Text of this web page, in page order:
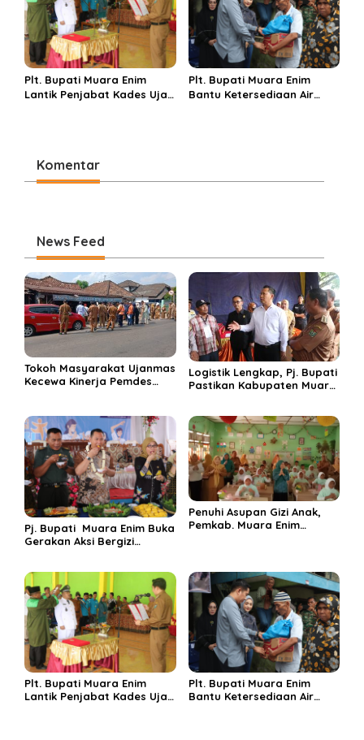
Plt. Bupati Muara Enim
Lantik Penjabat Kades Ujan
Plt. Bupati Muara Enim
Bantu Ketersediaan Air
Komentar
News Feed
Tokoh Masyarakat Ujanmas
Kecewa Kinerja Pemdes
Lokasi Rencana
Pembangunan Flyover
Logistik Lengkap, Pj. Bupati
Pastikan Kabupaten Muara
Pj. Bupati Muara Enim Buka
Gerakan Aksi Bergizi
Penuhi Asupan Gizi Anak,
Pemkab. Muara Enim
Plt. Bupati Muara Enim
Lantik Penjabat Kades Ujan
Plt. Bupati Muara Enim
Bantu Ketersediaan Air